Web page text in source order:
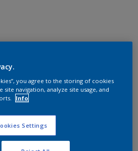
you agree to the storing of cookies
navigation, analyze site usage, and
Info
Settings